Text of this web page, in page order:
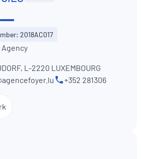
Share
2018AC017
L-2220 LUXEMBOURG
+352 281306